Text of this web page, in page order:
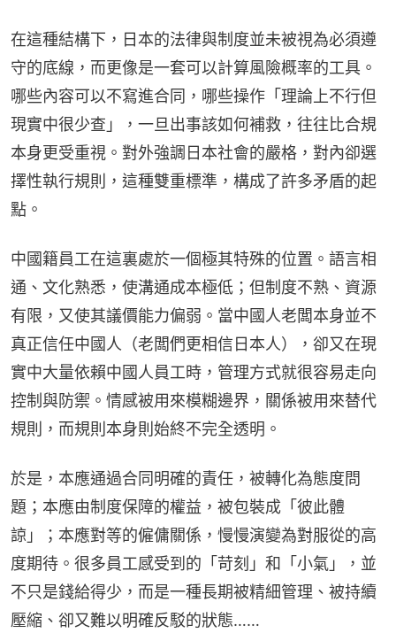
在這種結構下，日本的法律與制度並未被視為必須遵
守的底線，而更像是一套可以計算風險概率的工具。
哪些內容可以不寫進合同，哪些操作「理論上不行但
現實中很少查」，一旦出事該如何補救，往往比合規
本身更受重視。對外強調日本社會的嚴格，對內卻選
擇性執行規則，這種雙重標準，構成了許多矛盾的起
點。
中國籍員工在這裏處於一個極其特殊的位置。語言相
通、文化熟悉，使溝通成本極低；但制度不熟、資源
有限，又使其議價能力偏弱。當中國人老闆本身並不
真正信任中國人（老闆們更相信日本人），卻又在現
實中大量依賴中國人員工時，管理方式就很容易走向
控制與防禦。情感被用來模糊邊界，關係被用來替代
規則，而規則本身則始終不完全透明。
於是，本應通過合同明確的責任，被轉化為態度問
題；本應由制度保障的權益，被包裝成「彼此體
諒」；本應對等的僱傭關係，慢慢演變為對服從的高
度期待。很多員工感受到的「苛刻」和「小氣」，並
不只是錢給得少，而是一種長期被精細管理、被持續
壓縮、卻又難以明確反駁的狀態……